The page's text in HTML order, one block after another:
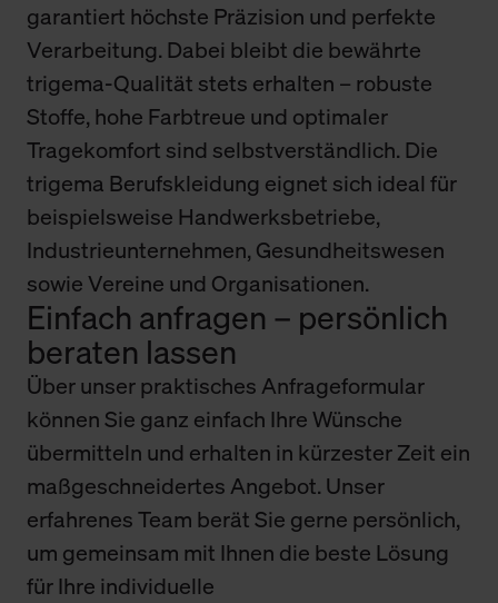
garantiert höchste Präzision und perfekte
Verarbeitung. Dabei bleibt die bewährte
trigema-Qualität stets erhalten – robuste
Stoffe, hohe Farbtreue und optimaler
Tragekomfort sind selbstverständlich. Die
trigema Berufskleidung eignet sich ideal für
beispielsweise Handwerksbetriebe,
Industrieunternehmen, Gesundheitswesen
sowie Vereine und Organisationen.
Einfach anfragen – persönlich
beraten lassen
Über unser praktisches Anfrageformular
können Sie ganz einfach Ihre Wünsche
übermitteln und erhalten in kürzester Zeit ein
maßgeschneidertes Angebot. Unser
erfahrenes Team berät Sie gerne persönlich,
um gemeinsam mit Ihnen die beste Lösung
für Ihre individuelle